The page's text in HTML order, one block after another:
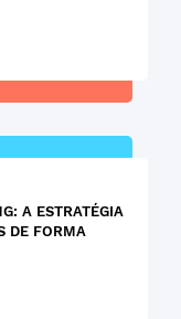
A ESTRATÉGIA
DE FORMA